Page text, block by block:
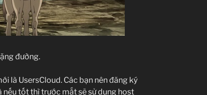
đường.
là UsersCloud. Các bạn nên đăng ký
tốt thì trước mắt sẽ sử dụng host